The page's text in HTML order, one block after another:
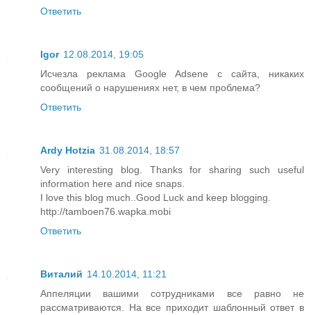
Ответить
Igor 12.08.2014, 19:05
Исчезла реклама Google Adsene с сайта, никаких
сообщений о нарушениях нет, в чем проблема?
Ответить
Ardy Hotzia 31.08.2014, 18:57
Very interesting blog. Thanks for sharing such useful
information here and nice snaps.
I love this blog much..Good Luck and keep blogging.
http://tamboen76.wapka.mobi
Ответить
Виталий 14.10.2014, 11:21
Аппеляции вашими сотрудниками все равно не
рассматриваются. На все приходит шаблонный ответ в